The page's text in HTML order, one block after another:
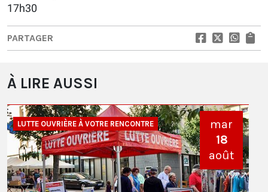
17h30
PARTAGER
À LIRE AUSSI
LUTTE OUVRIÈRE À VOTRE RENCONTRE
mar
18
août